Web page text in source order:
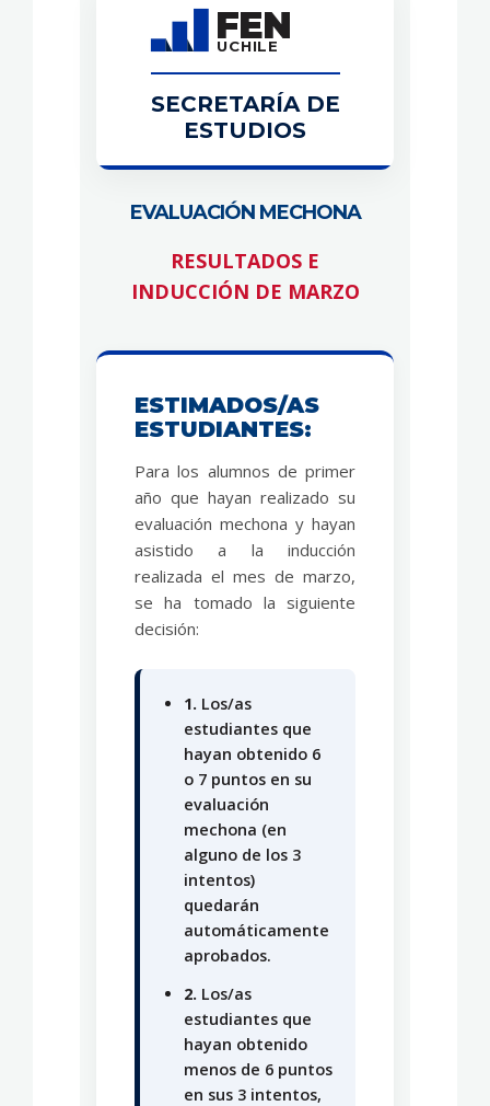
FEN
UCHILE
SECRETARÍA DE
ESTUDIOS
EVALUACIÓN MECHONA
RESULTADOS E
INDUCCIÓN DE MARZO
ESTIMADOS/AS
ESTUDIANTES:
Para los alumnos de primer
año que hayan realizado su
evaluación mechona y hayan
asistido a la inducción
realizada el mes de marzo,
se ha tomado la siguiente
decisión:
1. Los/as
estudiantes que
hayan obtenido 6
o 7 puntos en su
evaluación
mechona (en
alguno de los 3
intentos)
quedarán
automáticamente
aprobados.
2. Los/as
estudiantes que
hayan obtenido
menos de 6 puntos
en sus 3 intentos,